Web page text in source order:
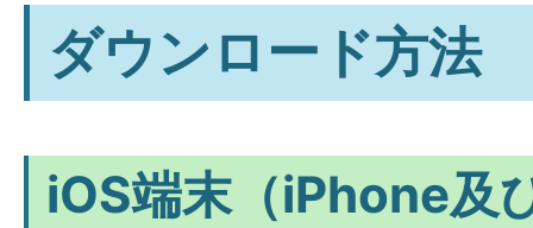
ダウンロード方法
iOS端末（iPhone及